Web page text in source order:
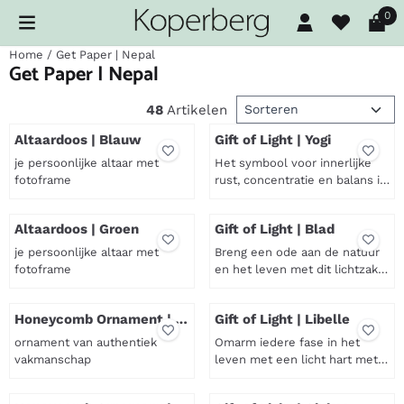
Cookievoorkeuren zijn beschikbaar. Kies instellingen of sta0
Home / Get Paper | Nepal
Get Paper | Nepal
48 Artikelen Sorteermethode
Altaardoos | Blauw
je persoonlijke altaar met
fotoframe
Gift of Light | Yogi
Het symbool voor innerlijke
rust, concentratie en balans is
symbool voor innerlijke rust,
concentratie en balans. In de
yogatraditie vertegenwoordigt
en geest. Het herinnert ons
binnenuit ontstaat en dat
stilte soms de k...
Altaardoos | Groen
je persoonlijke altaar met
fotoframe
Gift of Light | Blad
Breng een ode aan de natuur
en het leven met dit lichtzakje
een krachtig symbool van
leven, groei en vernieuwing. In
de natuur staat elk blad voor
Honeycomb Ornament | 11
cm | Blauw
ornament van authentiek
vakmanschap
Gift of Light | Libelle
Omarm iedere fase in het
leven met een licht hart met